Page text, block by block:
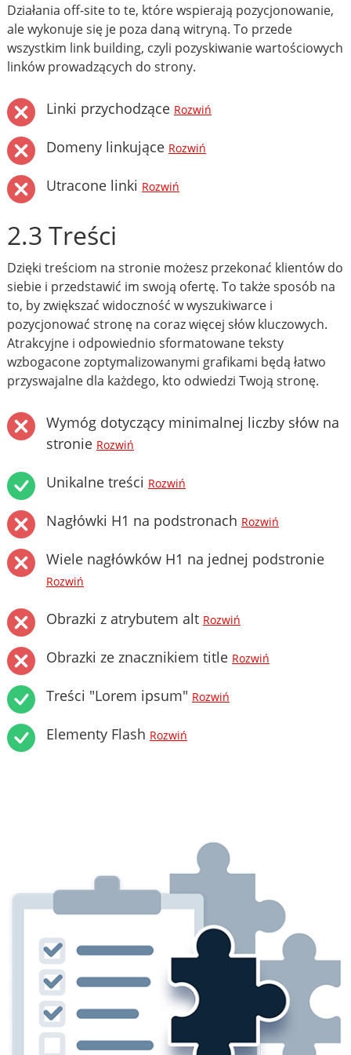
Działania off-site to te, które wspierają pozycjonowanie,
ale wykonuje się je poza daną witryną. To przede
wszystkim link building, czyli pozyskiwanie wartościowych
linków prowadzących do strony.
Linki przychodzące Rozwiń
Domeny linkujące Rozwiń
Utracone linki Rozwiń
2.3 Treści
Dzięki treściom na stronie możesz przekonać klientów do
siebie i przedstawić im swoją ofertę. To także sposób na
to, by zwiększać widoczność w wyszukiwarce i
pozycjonować stronę na coraz więcej słów kluczowych.
Atrakcyjne i odpowiednio sformatowane teksty
wzbogacone zoptymalizowanymi grafikami będą łatwo
przyswajalne dla każdego, kto odwiedzi Twoją stronę.
Wymóg dotyczący minimalnej liczby słów na
stronie Rozwiń
Unikalne treści Rozwiń
Nagłówki H1 na podstronach Rozwiń
Wiele nagłówków H1 na jednej podstronie
Rozwiń
Obrazki z atrybutem alt Rozwiń
Obrazki ze znacznikiem title Rozwiń
Treści "Lorem ipsum" Rozwiń
Elementy Flash Rozwiń